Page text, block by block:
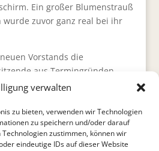
verwalten
zu bieten, verwenden wir Technologien
zu speichern und/oder darauf
zustimmen, können wir
eindeutige IDs auf dieser Website
Ein großer Blumenstrauß
wurde zuvor ganz real bei ihr
Vorstands die
aus Termingründen
wurde die
Vorstand mit Annette
sowie Martin
Friedrich, Matthias Weiler